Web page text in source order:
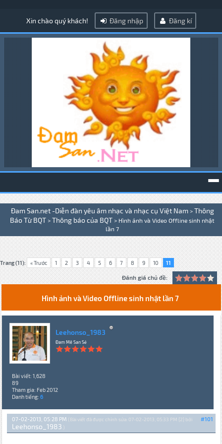
Xin chào quý khách! Đăng nhập Đăng kí
Đam San.net -Diễn đàn yêu âm nhạc và nhạc cụ Việt Nam > Thông
Báo Từ BQT > Thông báo của BQT > Hình ảnh và Video Offline sinh nhật
lần 7
Trang (11): « Trước 1 2 3 4 5 6 7 8 9 10 11
Đánh giá chủ đề:
Hình ảnh và Video Offline sinh nhật lần 7
Leehonso_1983
Đam Mê San Sẻ
Bài viết: 1,628
89
Tham gia: Feb 2012
Danh tiếng: 6
#101
07-02-2013, 05:28 PM (Bài viết đã được chỉnh sửa: 07-02-2013, 05:33 PM {2} bởi
Leehonso_1983 .)